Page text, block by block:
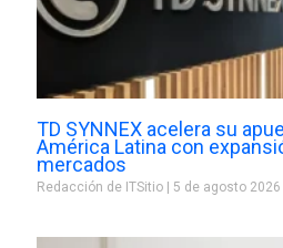
TD SYNNEX acelera su
América Latina con
mercados
Redacción de ITSitio 5 de agosto 2026